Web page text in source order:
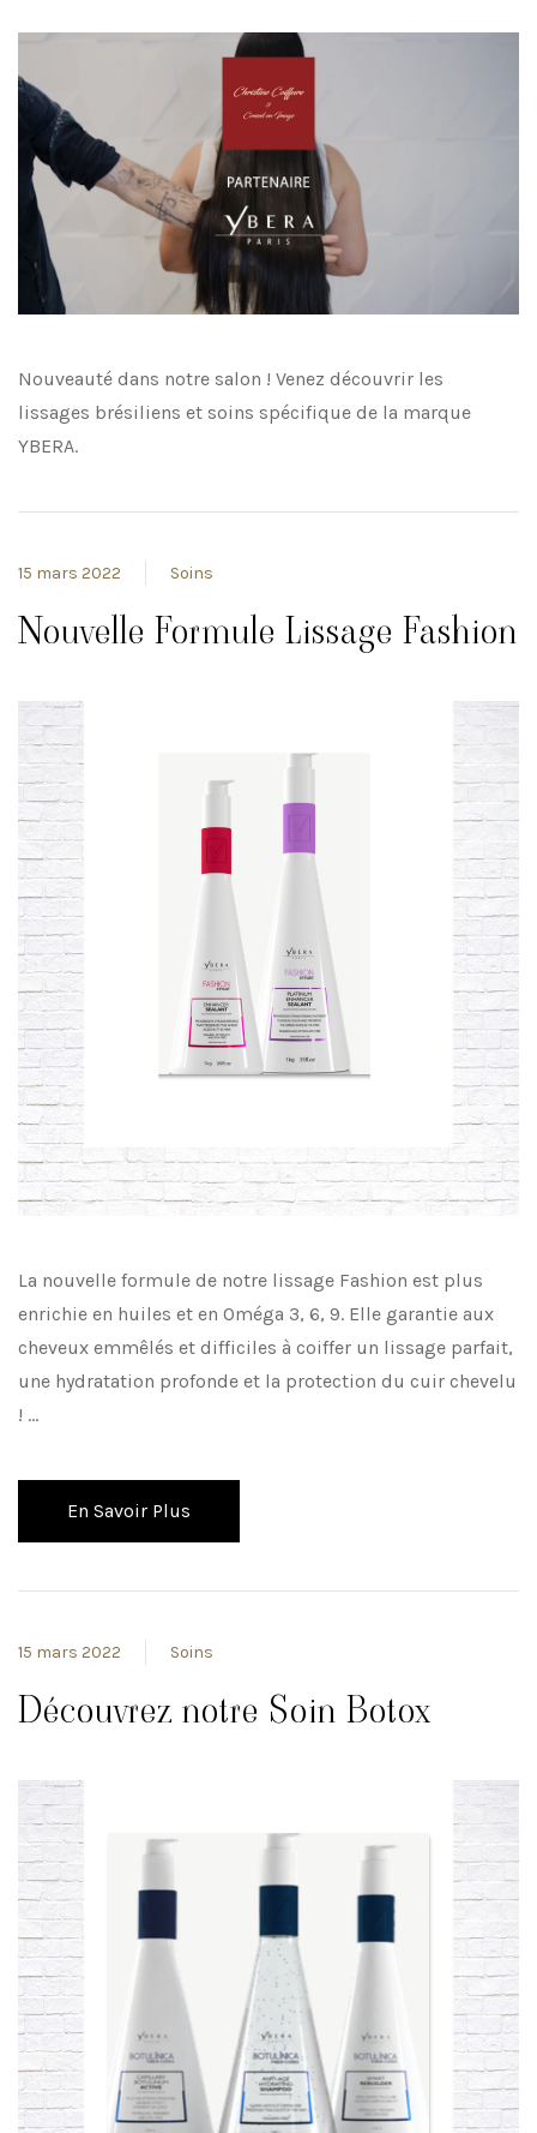
Nouveauté dans notre salon ! Venez découvrir les
lissages brésiliens et soins spécifique de la marque
YBERA.
15 mars 2022 Soins
Nouvelle Formule Lissage Fashion
La nouvelle formule de notre lissage Fashion est plus
enrichie en huiles et en Oméga 3, 6, 9. Elle garantie aux
cheveux emmêlés et difficiles à coiffer un lissage parfait,
une hydratation profonde et la protection du cuir chevelu
! …
En Savoir Plus
15 mars 2022 Soins
Découvrez notre Soin Botox